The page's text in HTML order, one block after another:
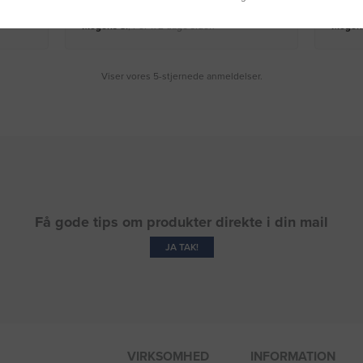
Mogens S., For 172 dage siden
Viser vores 5-stjernede anmeldelser.
Få gode tips om produkter direkte i din mail
JA TAK!
VIRKSOMHED INFORMATION